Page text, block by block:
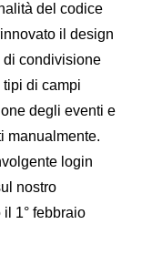
del codice
il design
di condivisione
di campi
degli eventi e
​​manualmente.
login
nostro
1° febbraio